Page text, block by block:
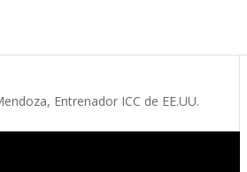
Entrenador ICC de EE.UU.